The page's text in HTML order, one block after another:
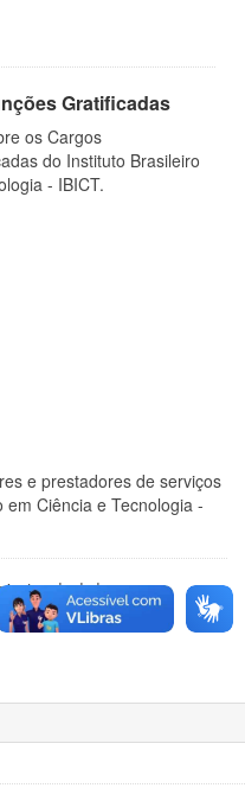
Gratificadas
os Cargos
do Instituto Brasileiro
- IBICT.
e prestadores de serviços
Ciência e Tecnologia -
de dados